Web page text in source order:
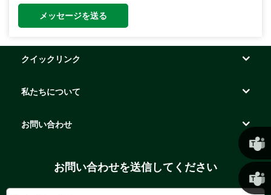
メッセージを送る
クイックリンク
私たちについて
お問い合わせ
お問い合わせを送信してください クリス